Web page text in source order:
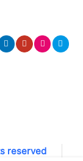
reserved